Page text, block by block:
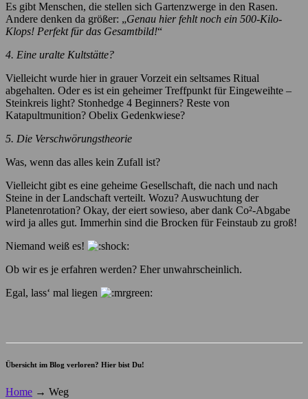
Es gibt Menschen, die stellen sich Gartenzwerge in den Rasen.
Andere denken da größer: „Genau hier fehlt noch ein 500-Kilo-
Klops! Perfekt für das Gesamtbild!“
4. Eine uralte Kultstätte?
Vielleicht wurde hier in grauer Vorzeit ein seltsames Ritual
abgehalten. Oder es ist ein geheimer Treffpunkt für Eingeweihte –
Steinkreis light? Stonhedge 4 Beginners? Reste von
Katapultmunition? Obelix Gedenkwiese?
5. Die Verschwörungstheorie
Was, wenn das alles kein Zufall ist?
Vielleicht gibt es eine geheime Gesellschaft, die nach und nach
Steine in der Landschaft verteilt. Wozu? Auswuchtung der
Planetenrotation? Okay, der eiert sowieso, aber dank Co²-Abgabe
wird ja alles gut. Immerhin sind die Brocken für Feinstaub zu groß!
Niemand weiß es!
Ob wir es je erfahren werden? Eher unwahrscheinlich.
Egal, lass‘ mal liegen
Übersicht im Blog verloren? Hier bist Du!
Home → Weg